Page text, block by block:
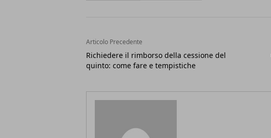
Articolo Precedente
Richiedere il rimborso della cessione del
quinto: come fare e tempistiche